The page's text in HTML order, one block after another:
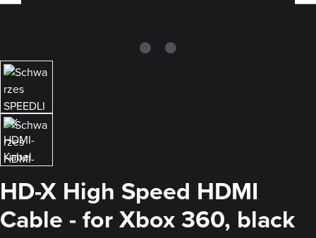
HD-X High Speed HDMI
Cable - for Xbox 360, black